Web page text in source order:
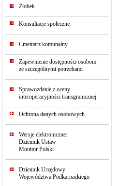
Żłobek
Konsultacje społeczne
Cmentarz komunalny
Zapewnienie dostępności osobom
ze szczególnymi potrzebami
Sprawozdanie z oceny
interoperacyjności transgranicznej
Ochrona danych osobowych
Wersje elektroniczne:
Dziennik Ustaw
Monitor Polski
Dziennik Urzędowy
Województwa Podkarpackiego